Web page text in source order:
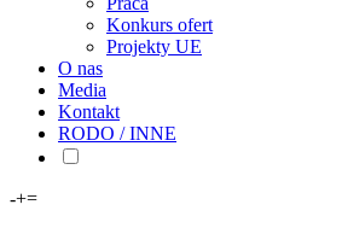
Konkurs ofert
Projekty UE
O nas
Media
Kontakt
RODO / INNE
-+=